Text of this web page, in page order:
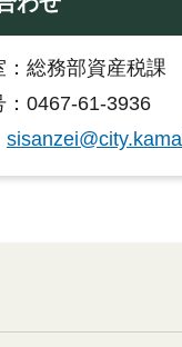
：総務部資産税課
：0467-61-3936